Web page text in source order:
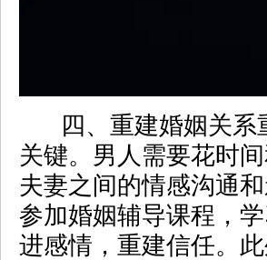
四、重建婚姻关
关键。男人需要花时
夫妻之间的情感沟通
参加婚姻辅导课程，
进感情，重建信任。